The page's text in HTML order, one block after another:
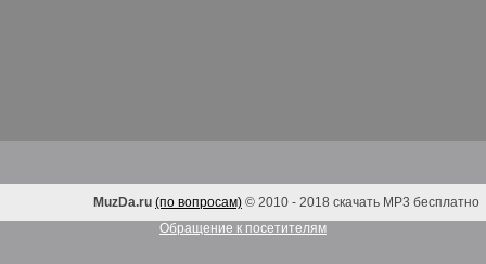
MuzDa.ru (по вопросам) © 2010 - 2018 скачать MP3 бесплатно
Обращение к посетителям